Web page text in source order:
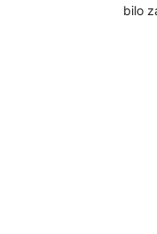
bilo